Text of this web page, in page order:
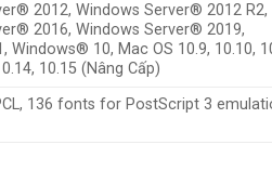
2012, Windows Server® 2012 R2,
2016, Windows Server® 2019,
Windows® 10, Mac OS 10.9, 10.10,
10.15 (Nâng Cấp)
136 fonts for PostScript 3